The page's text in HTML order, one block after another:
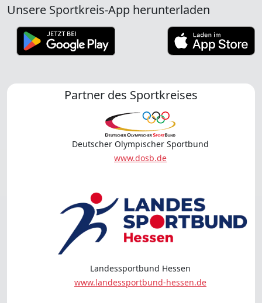
Unsere Sportkreis-App herunterladen
Partner des Sportkreises
Deutscher Olympischer Sportbund
www.dosb.de
Landessportbund Hessen
www.landessportbund-hessen.de